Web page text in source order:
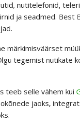
nutitelefonid,
ja seadmed. Best
märkimisväärset
tegemist nutikate
teeb selle vähem kui
jaoks,